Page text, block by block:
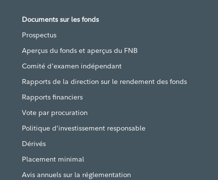
Documents sur les fonds
Prospectus
Aperçus du fonds et aperçus du FNB
Comité d'examen indépendant
Rapports de la direction sur le rendement des fonds
Rapports financiers
Vote par procuration
Politique d’investissement responsable
Dérivés
Placement minimal
Avis annuels sur la réglementation